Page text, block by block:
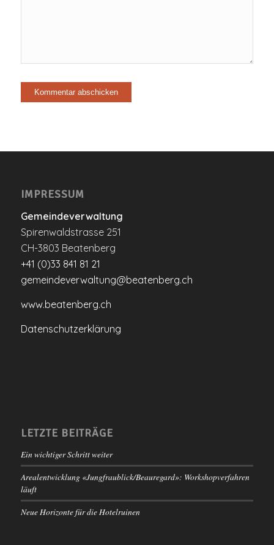
IMPRESSUM
Gemeindeverwaltung
Spirenwaldstrasse 251
CH-3803 Beatenberg
+41 (0)33 841 81 21
gemeindeverwaltung@beatenberg.ch
www.beatenberg.ch
Datenschutzerklärung
LETZTE BEITRÄGE
Ein wichtiger Schritt weiter
Arealentwicklung «Jungfraublick/Beauregard»: Workshopverfahren
läuft
Neue Horizonte für die Hotelruinen